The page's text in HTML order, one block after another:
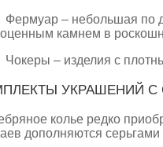
Фермуар – небольшая по
камнем в
Чокеры – изделия с
УКРАШЕНИЙ
колье редко
дополняются